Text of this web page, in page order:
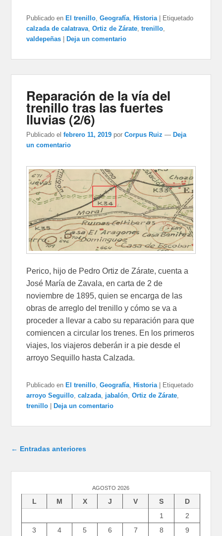
Publicado en El trenillo,Geografía, Historia
Etiquetado
calzada de calatrava,Ortiz de Zárate,trenillo,
valdepeñas
Deja un comentario
Reparación de la vía del
trenillo tras las fuertes
lluvias (2/6)
Publicado el febrero 11, 2019 porCorpus Ruiz — Deja
un comentario
Perico, hijo de Pedro Ortiz de Zárate, cuenta a
José María de Zavala, en carta de 2 de
noviembre de 1895, quien se encarga de las
obras de arreglo del trenillo y cómo se va a
proceder a llevar a cabo su reparación para que
comiencen a circular los trenes. En los primeros
viajes, los viajeros deberán ir a pie desde el
arroyo Sequillo hasta Calzada.
Publicado en El trenillo,Geografía, Historia
Etiquetado
arroyo Seguillo,calzada, jabalón,Ortiz de Zárate,
trenillo
Deja un comentario
Navegación de entradas
← Entradas anteriores
AGOSTO 2026
L M X J V S
D
1
2
3
4 5 6 7 8 9